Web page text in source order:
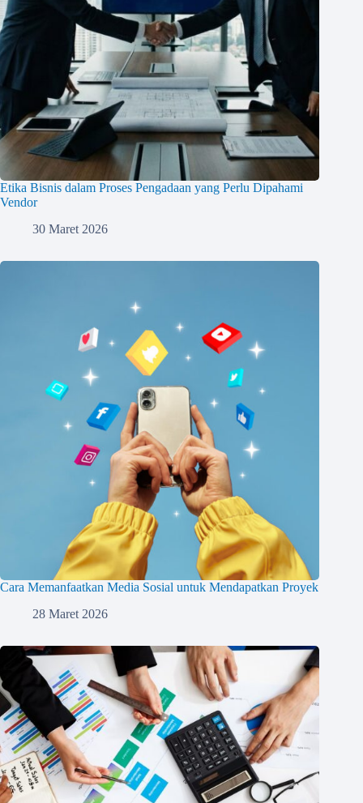
Etika Bisnis dalam Proses Pengadaan yang Perlu Dipahami
Vendor
30 Maret 2026
Cara Memanfaatkan Media Sosial untuk Mendapatkan Proyek
28 Maret 2026